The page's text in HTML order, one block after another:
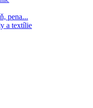
pena...
a textílie